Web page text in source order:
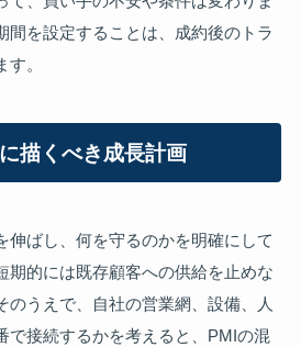
間を設定することは、成約後のトラ
。
描くべき成長計画
伸ばし、何を守るのかを明確にして
期的には既存顧客への供給を止めな
のうえで、自社の営業網、設備、人
で接続するかを考えると、PMIの混